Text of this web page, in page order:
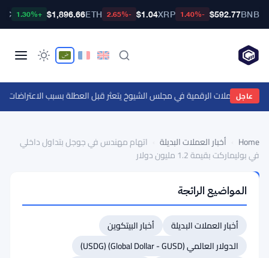
BNB
$592.77
-1.40%
XRP
$1.04
-2.65%
ETH
$1,896.66
+1.30%
عاجل
العملات الرقمية في مجلس الشيوخ يتعثر قبل العطلة بسبب الاعتراضات
Home أخبار العملات البديلة
اتهام مهندس في جوجل بتداول داخلي
في بوليماركت بقيمة 1.2 مليون دولار
العملات
البديلة
اتهام
مهندس
المواضيع الرائجة
أخبار العملات البديلة
أخبار البيتكوين
الدولار العالمي (Global Dollar - GUSD) (USDG)